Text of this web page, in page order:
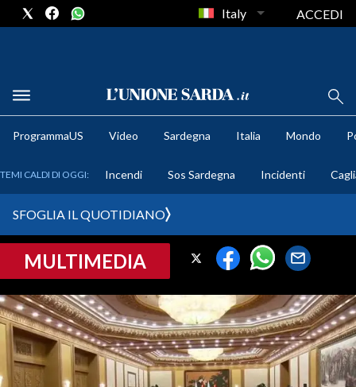
METEO
CRONACA SARDEGNA
PROVINCIA DI CAGLIARI
SULCIS IGLESIENTE
MEDIO CAMPIDANO
Italy ACCEDI
ProgrammaUS Video Sardegna Italia Mondo
TEMI CALDI DI OGGI: Incendi Sos Sardegna Incidenti
SFOGLIA IL QUOTIDIANO
MULTIMEDIA